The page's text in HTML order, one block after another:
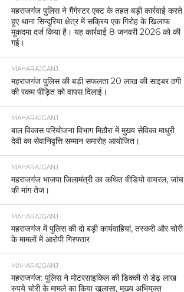
महराजगंज पुलिस ने गैंगेस्टर एक्ट के तहत बड़ी कार्रवाई करते
हुए थाना सिन्दुरिया क्षेत्र में सक्रिय एक गिरोह के खिलाफ
मुकदमा दर्ज किया है। यह कार्रवाई 8 जनवरी 2026 को की
गई।
MAHARAJGANJ
महराजगंज पुलिस की बड़ी सफलता 20 लाख की साइबर ठगी
की रकम पीड़ित को वापस दिलाई।
MAHARAJGANJ
बाल विकास परियोजना विभाग मिठौरा में मुख्य सेविका माधुरी
देवी का सेवानिवृत्ति सम्मान समारोह आयोजित।
MAHARAJGANJ
महराजगंज भाजपा जिलामंत्री का कथित वीडियो वायरल, जांच
की मांग तेज।
MAHARAJGANJ
महराजगंज में पुलिस की दो बड़ी कार्यवाहियां, तस्करी और चोरी
के मामलों में आरोपी गिरफ्तार
MAHARAJGANJ
महराजगंज: पुलिस ने मोटरसाइकिल की डिक्की से डेढ़ लाख
रुपये चोरी के मामले का किया खुलासा, मुख्य अभियुक्त